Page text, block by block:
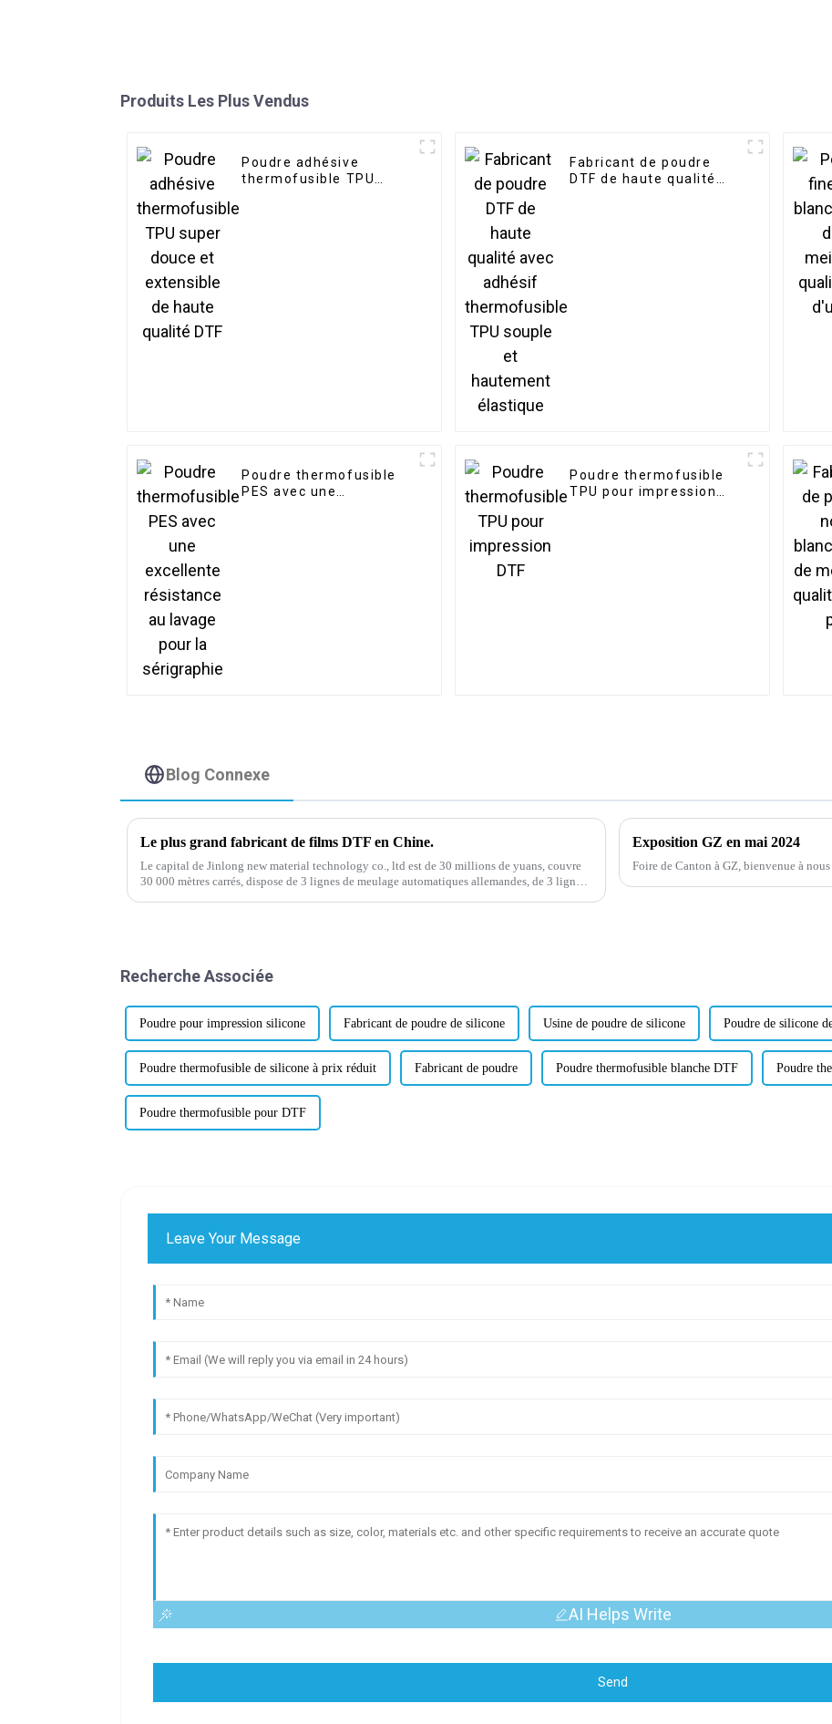
Produits Les Plus Vendus
Poudre adhésive
thermofusible TPU
Fabricant de poudre
DTF de haute qualité
Poudre thermofusible
PES avec une
Poudre thermofusible
TPU pour impression
Blog Connexe
Le plus grand fabricant de films DTF en Chine.
Le capital de Jinlong new material technology co., ltd est de 30 millions de yuans, couvre
30 000 mètres carrés, dispose de 3 lignes de meulage automatiques allemandes, de 3 lignes
Exposition GZ en mai 2024
Foire de Canton à GZ, bienvenue à
Recherche Associée
Poudre pour impression silicone Fabricant de poudre de silicone Usine de poudre de silicone Poudre de silicone
Poudre thermofusible de silicone à prix réduit Fabricant de poudre Poudre thermofusible blanche DTF Poudre
Poudre thermofusible pour DTF
Leave Your Message
AI Helps Write
Send